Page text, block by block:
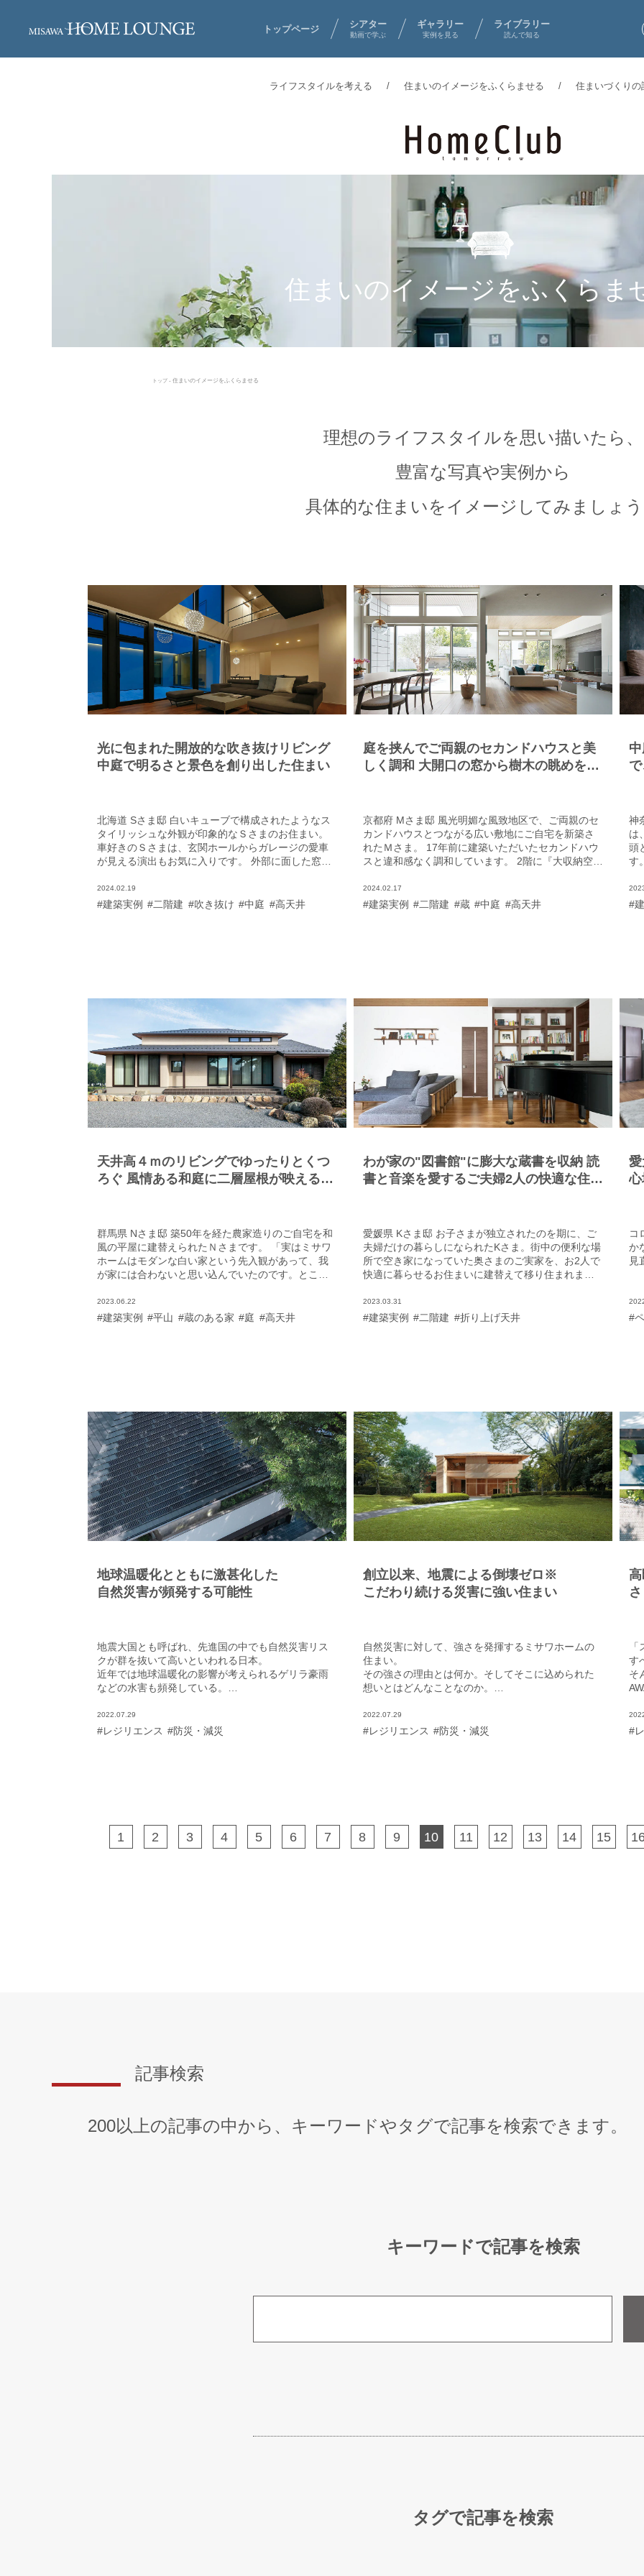
トップページ シアター
動画で学ぶ
ギャラリー
実例を見る
ライブラリー
読んで知る
ライフスタイルを考える 住まいのイメージをふくらませる 住まいづくりの
住まいのイメージをふくらま
トップ - 住まいのイメージをふくらませる
理想のライフスタイルを思い描いたら、
豊富な写真や実例から
具体的な住まいをイメージしてみましょ
光に包まれた開放的な吹き抜けリビング
中庭で明るさと景色を創り出した住まい
北海道 Sさま邸 白いキューブで構成されたようなス
タイリッシュな外観が印象的なＳさまのお住まい。
車好きのＳさまは、玄関ホールからガレージの愛車
が見える演出もお気に入りです。 外部に面した窓が
すが、母屋とビルトインガレージの間を通る路地の
ようなアプローチを進むと、明るさと開放感に満ち
朝の洗顔や身支度もスムーズです」と奥さま。ＷＥ
Ｂサイトでミサワホーム北海道の建築設計ユニット
「MooS（ムース）」を知り、その設計思想に惹かれ
て家づくりを相談されたＳさま。期待を超えるプラ
ンにうれしい驚きを感じたとのこと。「高い壁で囲
われているから、住宅街でありながら外からの視線
を気にせず、カーテンを全開にしてくつろげます
し、吹き抜けの大きな窓から空の移ろいを眺められ
て気持ちいいですね」と語ります。 こんな開放的な
間取りにしても極寒の北海道で快適に暮らせるの
をまるごと断熱しているから。「日当たりがいいか
ら冬も暖かくて、想像以上の心地よさです」とＳさ
まの顔がほころびました。
2024.02.19
#建築実例 #二階建 #吹き抜け #中庭 #高天井
庭を挟んでご両親のセカンドハウスと美
しく調和 大開口の窓から樹木の眺めを楽
京都府 Mさま邸 風光明媚な風致地区で、ご両親のセ
カンドハウスとつながる広い敷地にご自宅を新築さ
れたＭさま。 17年前に建築いただいたセカンドハウ
スと違和感なく調和しています。 2階に『大収納空間
を実現した伸びやかなリビングは、セカンドハウス
側に向けて大きく窓が開かれていて、中庭へと視線
は、料理教室を開かれている奥さまのお気に入り。
大勢の生徒さんが集まっても、作業がしやすいゆと
りの広さです。2階にはライブラリーホールを設け
て、壁の棚に手作りの籐作品を飾り、料理本などの
書籍や雑誌もすっきりと収納。「ソファに座って、
好きな本を読みながらゆっくりと過ごす時間が心地
いいですね」と奥さま。さらに上がった2.5階の寝室
は、半階下のラウンジとスキップフロアでつながる
遊び心のある間取りに。ベッドでくつろぎながら、
ガラス壁越しにラウンジのプロジェクターで映画な
まは住み心地にもこだわって全館空調システムを採
用。「暑い夏も寒い冬も、家中どこに移動しても温
度差を感じることがなく快適に過ごせます」とお喜
2024.02.17
#建築実例 #二階建 #蔵 #中庭 #高天井
神
は
頭
す
プ
リ
イ
リ
の
セ
す
に
床
ミ
ち
#
天井高４ｍのリビングでゆったりとくつ
ろぐ 風情ある和庭に二層屋根が映える平
群馬県 Nさま邸 築50年を経た農家造りのご自宅を和
風の平屋に建替えられたＮさまです。 「実はミサワ
ホームはモダンな白い家という先入観があって、我
が家には合わないと思い込んでいたのです。ところ
を提案してもらえて。表情豊かな外観にも一目惚れ
でした」と振り返ります。そのお言葉通り、二層の
にはモダンな和室もあり、畳のくつろぎも味わえま
す。一方、内部を広く取ったアイランドキッチンは
奥さまのお気に入り。 「子どもと一緒に立っても余
裕ですれ違えるので作業がしやすいですね。娘は友
だちを呼んでクッキングを楽しんでいます」とにっ
こり。 生活動線にも工夫が見られます。洗面室から
ウォークインクロゼットを抜けて、室内干しのでき
るユーティリティスペースへと一直線につながり、
寝室とも行き来しやすくて便利。「脱ぐ、洗う、乾
かす、しまう」がスムーズで、家事がグンとラクに
げで夏も直射日光が遮られて快適に過ごせます。枕
木を敷いたコーナーで、家族や友人とバーベキュー
をするのが楽しくて」とＮさまの顔がほころびまし
2023.06.22
#建築実例 #平山 #蔵のある家 #庭 #高天井
わが家の"図書館"に膨大な蔵書を収納 読
書と音楽を愛するご夫婦2人の快適な住ま
愛媛県 Kさま邸 お子さまが独立されたのを期に、ご
夫婦だけの暮らしになられたKさま。街中の便利な場
所で空き家になっていた奥さまのご実家を、お2人で
快適に暮らせるお住まいに建替えて移り住まれまし
普段は平屋感覚で暮らせる間取りにされています。
大きな窓から光が明るく差し込むLDKは、リビング
て楽しめる家にしたいと思いました」と語ります。
その言葉通り、グランドピアノが置かれた近くの2面
の壁に木製棚をしつらえて楽譜類を収め、お気に入
りの絵画も飾って楽しまれています。「毎日、帰宅
後にピアノを弾いていますが、遮音性が高いから音
が外に漏れにくくて安心ですね」とKさまに笑顏がこ
ぼれました。2階に上がると、そこはまるでミニ図書
館。ホールに天井までの本棚が並び、膨大な蔵書が
すっきりと並んでいます。本棚の一部は陶器のコレ
クションを飾るギャラリーに。「2階は趣味の時間を
するのが気持ちよくて」とKさま。好きなものに囲ま
れて過ごす充実感に満ちた心豊かな暮らしに大満足
されています。
2023.03.31
#建築実例 #二階建 #折り上げ天井
コ
か
見
#
地球温暖化とともに激甚化した
自然災害が頻発する可能性
地震大国とも呼ばれ、先進国の中でも自然災害リス
クが群を抜いて高いといわれる日本。
近年では地球温暖化の影響が考えられるゲリラ豪雨
などの水害も頻発している。
取り巻く災害リスクについて知っておこう。
2022.07.29
#レジリエンス #防災・減災
創立以来、地震による倒壊ゼロ※
こだわり続ける災害に強い住まい
自然災害に対して、強さを発揮するミサワホームの
住まい。
その強さの理由とは何か。そしてそこに込められた
想いとはどんなことなのか。
ーの仁木政揮さんにお話しをうかがった。
2022.07.29
#レジリエンス #防災・減災
す
そ
及
#
1 2 3 4 5 6 7 8 9 10 11 12 13 14 15
記事検索
200以上の記事の中から、キーワードやタグで記事を検索できます。
キーワードで記事を検索
タグで記事を検索